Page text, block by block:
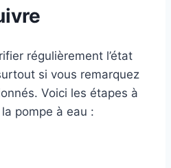
régulièrement l’état
si vous remarquez
Voici les étapes à
pompe à eau :